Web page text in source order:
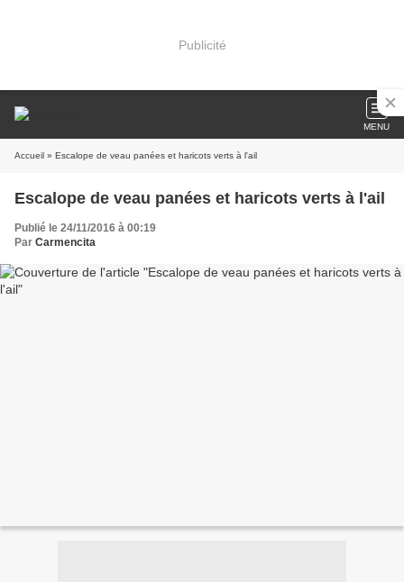
Publicité
MENU
Accueil » Escalope de veau panées et haricots verts à l'ail
Escalope de veau panées et haricots verts à l'ail
Publié le 24/11/2016 à 00:19
Par Carmencita